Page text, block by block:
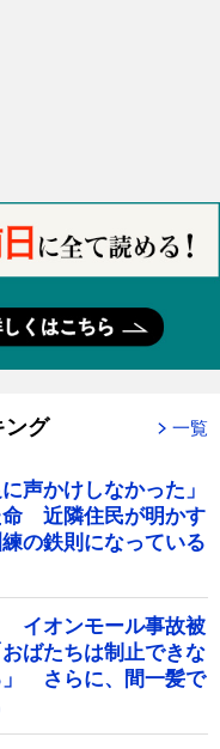
ング 一覧
声かけしなかった」
命 近隣住民が明かす
の鉄則になっている
イオンモール事故被
ばたちは制止できな
」 さらに、間一髪で